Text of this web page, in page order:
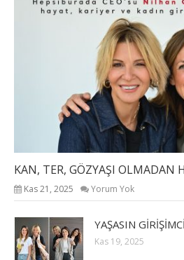
KAN, TER, GÖZYAŞI OLMADAN
Kas 21, 2025 Yorum Yok
YAŞASIN
Kas 19, 2025